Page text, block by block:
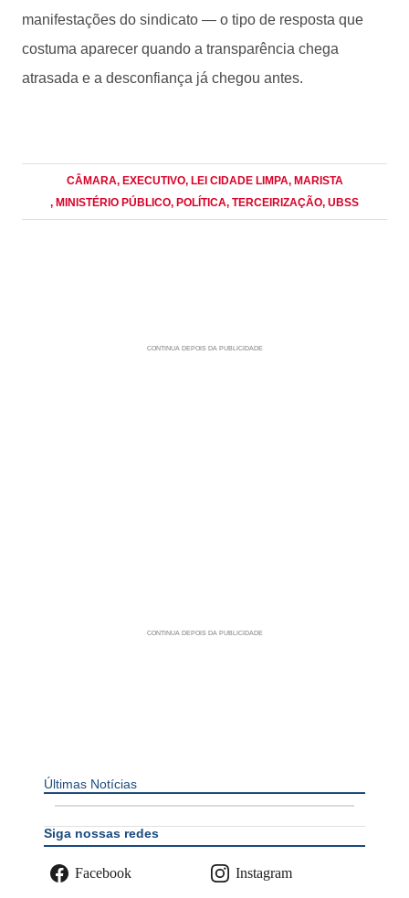
manifestações do sindicato — o tipo de resposta que
costuma aparecer quando a transparência chega
atrasada e a desconfiança já chegou antes.
CÂMARA, EXECUTIVO, LEI CIDADE LIMPA, MARISTA
, MINISTÉRIO PÚBLICO, POLÍTICA, TERCEIRIZAÇÃO, UBSS
Últimas Notícias
Siga nossas redes
Facebook Instagram